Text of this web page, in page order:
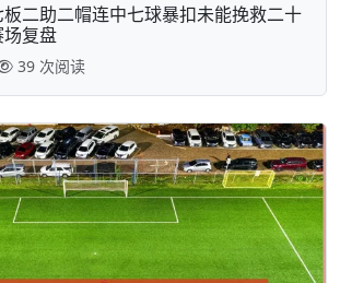
二助二帽连中七球暴扣未能挽救二十
复盘
39 次阅读